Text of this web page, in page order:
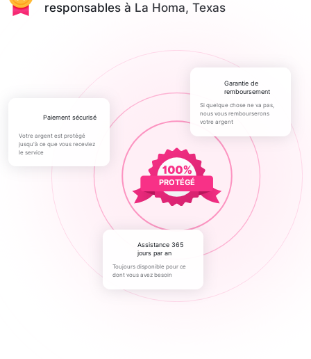
responsables à La Homa, Texas
PROTÉGÉ
paiement sécurisé
Votre argent est protégé
jusqu'à ce que vous receviez
le service
Garantie de
remboursement
Si quelque chose ne va pas,
nous vous rembourserons
votre argent
Assistance 365
jours par an
Toujours disponible pour ce
dont vous avez besoin